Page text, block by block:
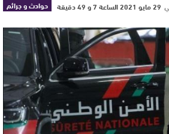
حوادث و جرائم 29 مايو 2021 الساعة 7 و 49 دقيقة